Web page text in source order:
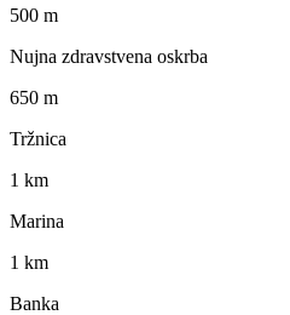
500 m
Nujna zdravstvena oskrba
650 m
Tržnica
1 km
Marina
1 km
Banka